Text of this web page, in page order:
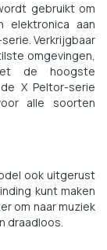
gebruikt om
elektronica aan
Verkrijgbaar
omgevingen,
de hoogste
X Peltor-serie
alle soorten
ook uitgerust
kunt maken
om naar muziek
draadloos.